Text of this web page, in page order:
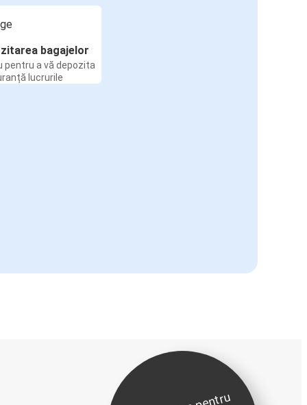
bagajelor
pentru a vă depozita
lucrurile